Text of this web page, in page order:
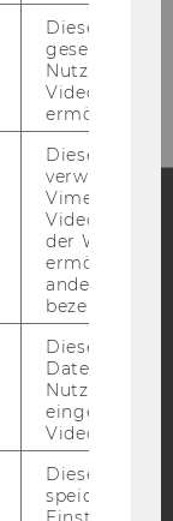
für
Blog
Bluesky
Dieses
gesetzt, um
Nutzung des
Videoplayers
ermöglichen
Dieses
verwendet,
Vimeo-
der WU-
ermöglichen
andere nicht
bezeichnete
Dieses
Daten von
Videos
Dieses Cookie
speichert